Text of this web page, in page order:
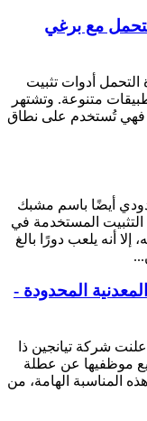
مع برغي
التحمل أدوات تثبيت
متنوعة. وتشتهر
فهي تُستخدم على نطاق
أيضًا باسم مشبك
التثبيت المستخدمة في
أنه يلعب دورًا بالغ
المحدودة -
شركة تيانجين ذا
موظفيها عن عطلة
اقتراب هذه المناسبة الهامة، من